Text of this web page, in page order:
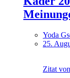
Yoda
25.
Zitat